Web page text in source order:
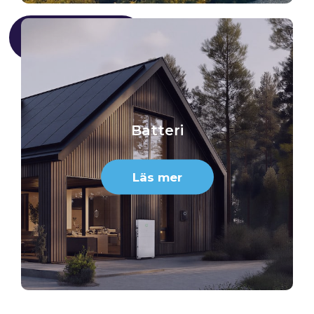
Batteri
Läs mer